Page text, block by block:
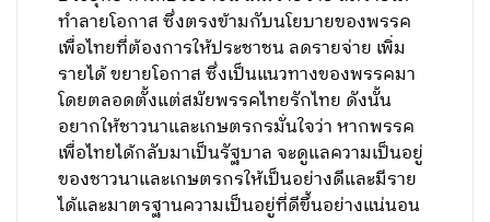
ทำลายโอกาส ซึ่งตรงข้ามกับนโยบายของพรรค
เพื่อไทยที่ต้องการให้ประชาชน ลดรายจ่าย เพิ่ม
รายได้ ขยายโอกาส ซึ่งเป็นแนวทางของพรรคมา
โดยตลอดตั้งแต่สมัยพรรคไทยรักไทย ดังนั้น
อยากให้ชาวนาและเกษตรกรมั่นใจว่า หากพรรค
เพื่อไทยได้กลับมาเป็นรัฐบาล จะดูแลความเป็นอยู่
ของชาวนาและเกษตรกรให้เป็นอย่างดีและมีราย
ได้และมาตรฐานความเป็นอยู่ที่ดีขึ้นอย่างแน่นอน